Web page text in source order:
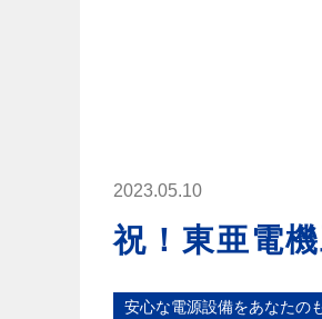
2023.05.10
祝！東亜電
安⼼な電源設備をあなたの